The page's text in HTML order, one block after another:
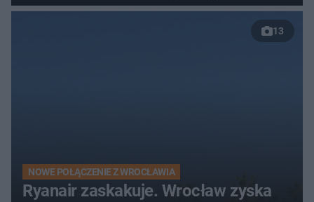
13
NOWE POŁĄCZENIE Z WROCŁAWIA
Ryanair zaskakuje. Wrocław zyska